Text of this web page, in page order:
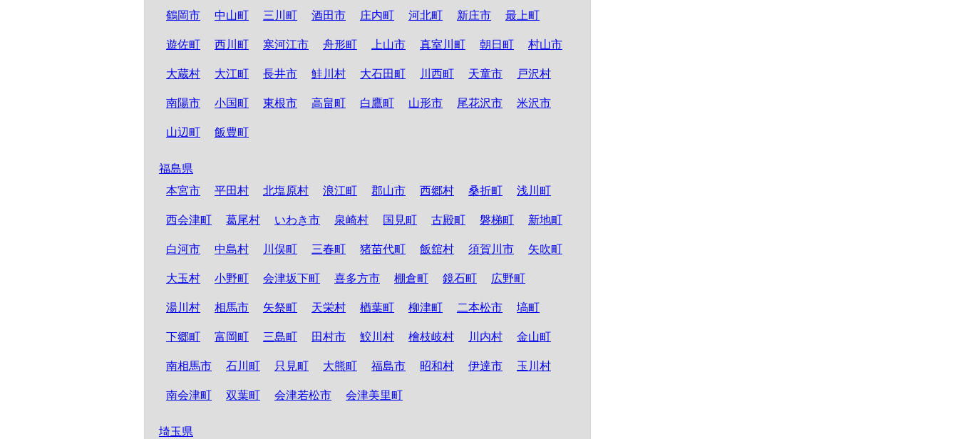
鶴岡市
中山町 三川町 酒田市 庄内町 河北町 新庄市 最上町
遊佐町 西川町 寒河江市 舟形町 上山市 真室川町 朝日町 村山市
大蔵村 大江町 長井市 鮭川村 大石田町 川西町 天童市 戸沢村
南陽市 小国町 東根市 高畠町 白鷹町 山形市 尾花沢市 米沢市
山辺町 飯豊町
福島県
本宮市
平田村 北塩原村 浪江町 郡山市 西郷村 桑折町 浅川町
西会津町 葛尾村 いわき市 泉崎村 国見町 古殿町 磐梯町 新地町
白河市 中島村 川俣町 三春町 猪苗代町 飯舘村 須賀川市 矢吹町
大玉村 小野町 会津坂下町 喜多方市 棚倉町 鏡石町 広野町
湯川村 相馬市 矢祭町 天栄村 楢葉町 柳津町 二本松市 塙町
下郷町 富岡町 三島町 田村市 鮫川村 檜枝岐村 川内村 金山町
南相馬市 石川町 只見町 大熊町 福島市 昭和村 伊達市 玉川村
南会津町 双葉町 会津若松市 会津美里町
埼玉県